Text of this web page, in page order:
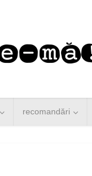
recomandări